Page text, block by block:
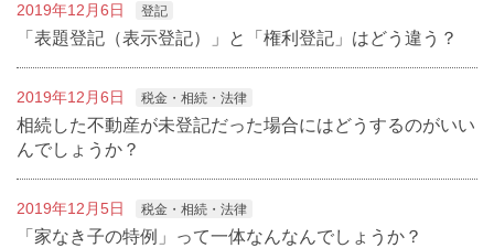
2019年12月6日 登記
「表題登記（表示登記）」と「権利登記」はどう違う？
2019年12月6日 税金・相続・法律
相続した不動産が未登記だった場合にはどうするのがいい
んでしょうか？
2019年12月5日 税金・相続・法律
「家なき子の特例」って一体なんなんでしょうか？